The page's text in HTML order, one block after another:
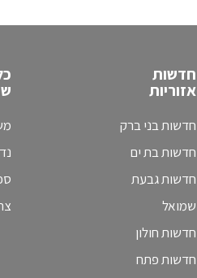
חדשות
אזוריות
חדשות בני ברק
חדשות בת ים
חדשות גבעת
שמואל
חדשות חולון
חדשות פתח